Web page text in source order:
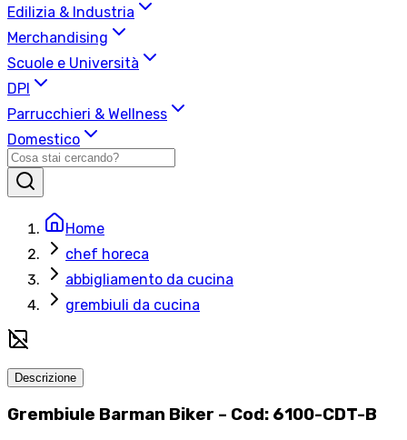
Edilizia & Industria
Merchandising
Scuole e Università
DPI
Parrucchieri & Wellness
Domestico
Home
chef horeca
abbigliamento da cucina
grembiuli da cucina
Descrizione
Grembiule Barman Biker – Cod: 6100-CDT-B